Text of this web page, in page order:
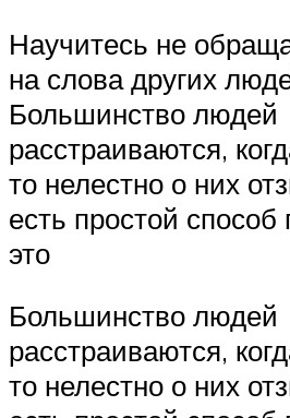
Научитесь не
на слова других
Большинство людей
расстраиваются,
то нелестно о них
есть простой способ
это
Большинство людей
расстраиваются,
то нелестно о них